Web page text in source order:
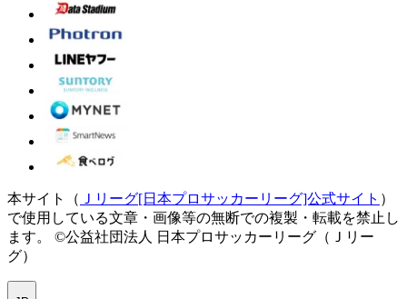
本サイト（ Ｊリーグ[日本プロサッカーリーグ]公式サイト ）
で使用している文章・画像等の無断での複製・転載を禁止し
ます。
©公益社団法人 日本プロサッカーリーグ（Ｊリー
グ）